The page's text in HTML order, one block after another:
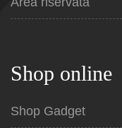
Shop online
Shop Gadget